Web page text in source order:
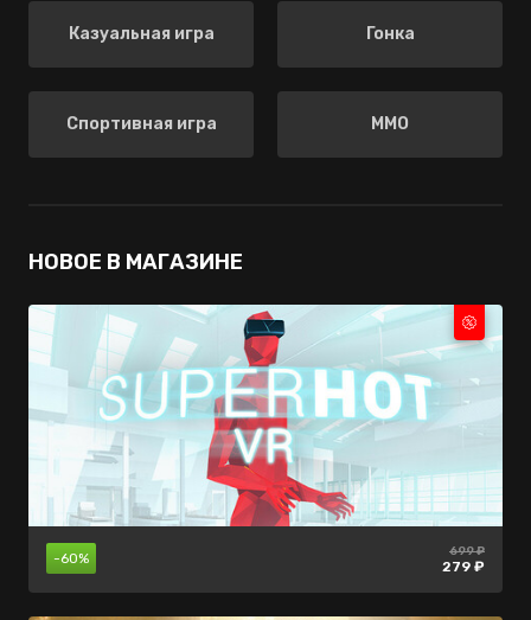
Казуальная игра Гонка
Спортивная игра ММО
НОВОЕ В МАГАЗИНЕ
-60% 699 ₽
279 ₽
-55% 2950 ₽
1299 ₽
-15% 465 ₽
395 ₽
-30% 699 ₽
489 ₽